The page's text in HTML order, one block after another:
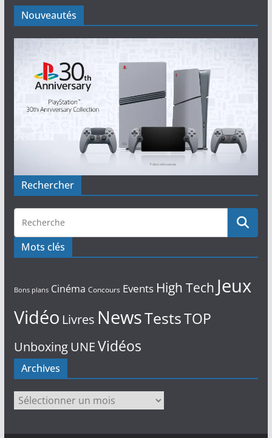
Nouveautés
Rechercher
Mots clés
Bons plans Cinéma Concours Events High Tech Jeux
Vidéo Livres NewsTestsTOP
UnboxingUNEVidéos
Archives
Archives